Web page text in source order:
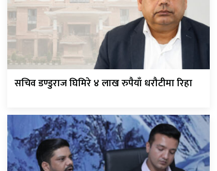
सचिव डण्डुराज घिमिरे ४ लाख रुपैयाँ धरौटीमा रिहा